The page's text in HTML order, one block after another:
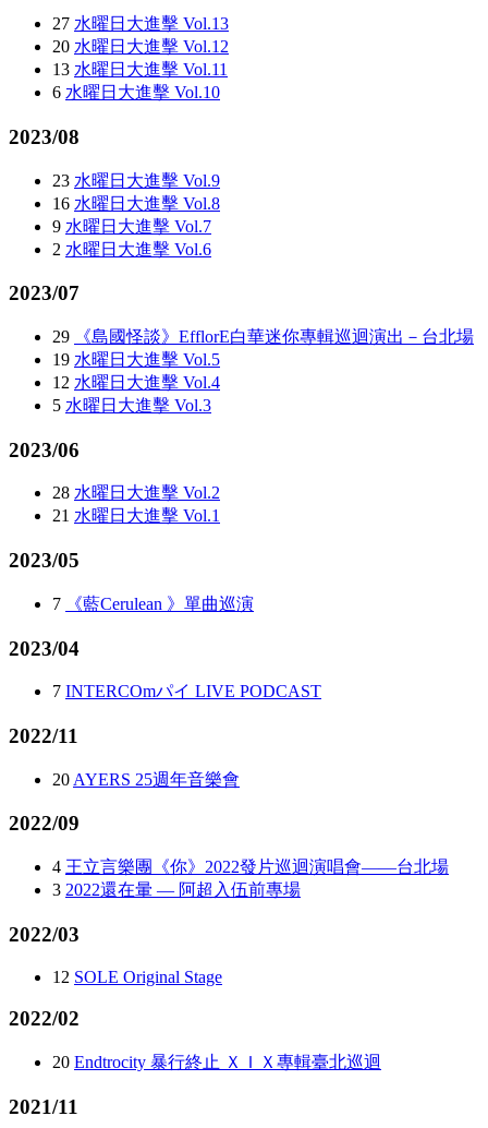
27 水曜日大進擊 Vol.13
20 水曜日大進擊 Vol.12
13 水曜日大進擊 Vol.11
6 水曜日大進擊 Vol.10
2023/08
23 水曜日大進擊 Vol.9
16 水曜日大進擊 Vol.8
9 水曜日大進擊 Vol.7
2 水曜日大進擊 Vol.6
2023/07
29
《島國怪談》EfflorE白華迷你專輯巡迴演出－台北場
19 水曜日大進擊 Vol.5
12 水曜日大進擊 Vol.4
5 水曜日大進擊 Vol.3
2023/06
28 水曜日大進擊 Vol.2
21 水曜日大進擊 Vol.1
2023/05
7 《藍Cerulean 》單曲巡演
2023/04
7 INTERCOmパイ LIVE PODCAST
2022/11
20 AYERS 25週年音樂會
2022/09
4 王立言樂團《你》2022發片巡迴演唱會——台北場
3 2022還在暈 — 阿超入伍前專場
2022/03
12 SOLE Original Stage
2022/02
20 Endtrocity 暴行終止 ＸＩＸ專輯臺北巡迴
2021/11